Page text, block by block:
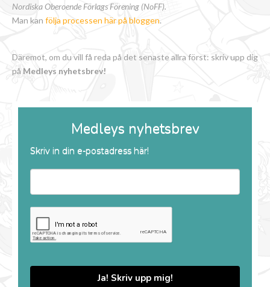
Nordiska Oberoende Förlags Förening (NoFF).
Man kan följa processen här på bloggen.
Däremot, om du vill få reda på det senaste allra först: skriv upp dig
på Medleys nyhetsbrev!
Medleys nyhetsbrev
Skriv in din e-postadress här!
Ja! Skriv upp mig!